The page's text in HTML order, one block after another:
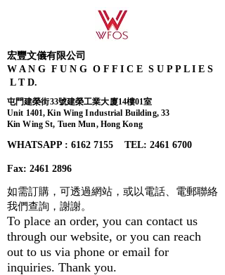
宏豐文儀有限公司
W A N G F U N G O F F I C E S U P P L I E S
L T D.
屯門建榮街33號建榮工業大廈14樓01室
Unit 1401, Kin Wing Industrial Building, 33
Kin Wing St, Tuen Mun, Hong Kong
WHATSAPP : 6162 7155​ TEL: 2461 6700
Fax: 2461 2896
如需訂購，可透過網站，或以電話、電郵聯絡
我們查詢， 謝謝。
To place an order, you can contact us
through our website, or you can reach
out to us via phone or email for
inquiries. Thank you.